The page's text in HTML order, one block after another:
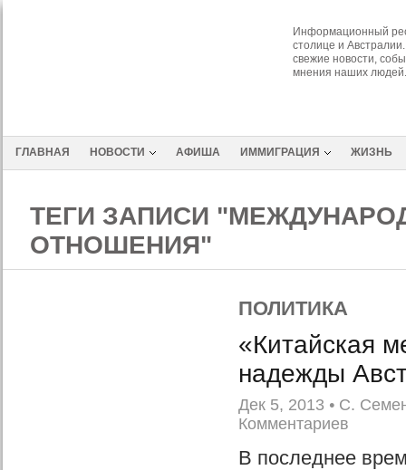
Информационный
столице и
свежие новости,
мнения наших людей.
ГЛАВНАЯ НОВОСТИ АФИША ИММИГРАЦИЯ ЖИЗНЬ
ТЕГИ ЗАПИСИ
ОТНОШЕНИЯ"
ПОЛИТИКА
«Китайская
надежды
Дек 5, 2013 • С.
Комментариев
В последнее